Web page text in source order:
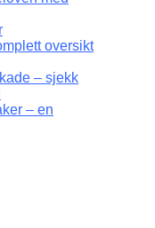
oversikt
– sjekk
– en